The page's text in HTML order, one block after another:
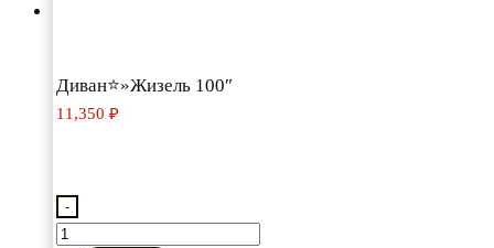
Диван⭐»Жизель 100″
11,350 ₽
-
Количество